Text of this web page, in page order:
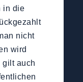
in die
nicht
wird
gilt auch